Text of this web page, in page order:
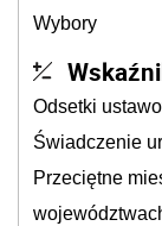
Wybory
Odsetki
Świadczenie
Przeciętne